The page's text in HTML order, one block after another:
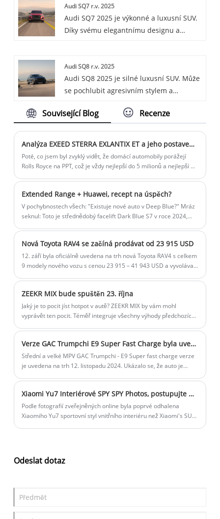
je sedan střední velikosti vhodný pro
domácí i firemní použití, pohodlný a
praktický.
Audi SQ7 r.v. 2025
Audi SQ7 2025 je výkonné a luxusní SUV.
Díky svému elegantnímu designu a
vozidlo jistě zaujme na silnici.
Audi SQ8 r.v. 2025
Audi SQ8 2025 je silné luxusní SUV. Může
se pochlubit agresivním stylem a
z jízdy.
Související Blog Recenze
Analýza EXEED STERRA EXLANTIX ET a jeho postavení na trhu
Poté, co jsem byl zvyklý vidět, že domácí automobily porážejí
Rolls Royce na PPT, což je vždy nejlepší do 5 milionů a nejlepší do
konferenci, a pak Když vykřiknu větu „nejlepší elektrické SUV do
500 000“, mám pocit, že tato společnost je tak upřímná a tak
zdrženlivá Společnost je tak upřímná, tak zdrženlivá, tak zdvořilá.
Extended Range + Huawei, recept na úspěch?
V pochybnostech všech: "Existuje nové auto v Deep Blue?" Mráz
seknul: Toto je střednědobý facelift Dark Blue S7 v roce 2024,
Nová Toyota RAV4 se začíná prodávat od 23 915 USD
12. září byla oficiálně uvedena na trh nová Toyota RAV4 s celkem
9 modely nového vozu s cenou 23 915 – 41 943 USD a vyvolávací
zákazníci mohou využít slevu až 45,07 USD a oficiální cena bude
snížena na 1126 USD a dalších 3380 USD oficiálních časově
omezených práv a zájmů (k 30. září). 0 akontace a až 5leté
ZEEKR MIX bude spuštěn 23. října
Jaký je to pocit jíst hotpot v autě? ZEEKR MIX by vám mohl
vyprávět ten pocit. Téměř integruje všechny výhody předchozích
Verze GAC Trumpchi E9 Super Fast Charge byla uvedena na trh 12. listopadu a nabije se na 80 % za 8 minut
Střední a velké MPV GAC Trumpchi - E9 Super fast charge verze
je uvedena na trh 12. listopadu 2024. Ukázalo se, že auto je
Xiaomi Yu7 Interiérové ​​SPY SPY Photos, postupujte mnohem více než pohyb Su7, rozhlédněte se kolem obrazovky projekce odhalit
Podle fotografií zveřejněných online byla poprvé odhalena
Xiaomiho Yu7 sportovní styl vnitřního interiéru než Xiaomi's SU7
Odeslat dotaz